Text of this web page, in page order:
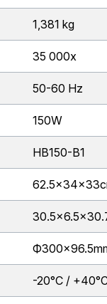
1,381 kg
35 000x
50-60 Hz
150W
HB150-B1
-20°C /